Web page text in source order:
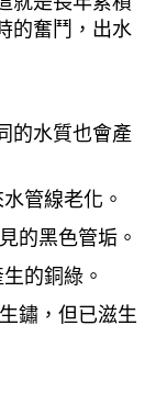
的奮鬥，出水
的水質也會產
管線老化。
的黑色管垢。
的銅綠。
鏽，但已滋生